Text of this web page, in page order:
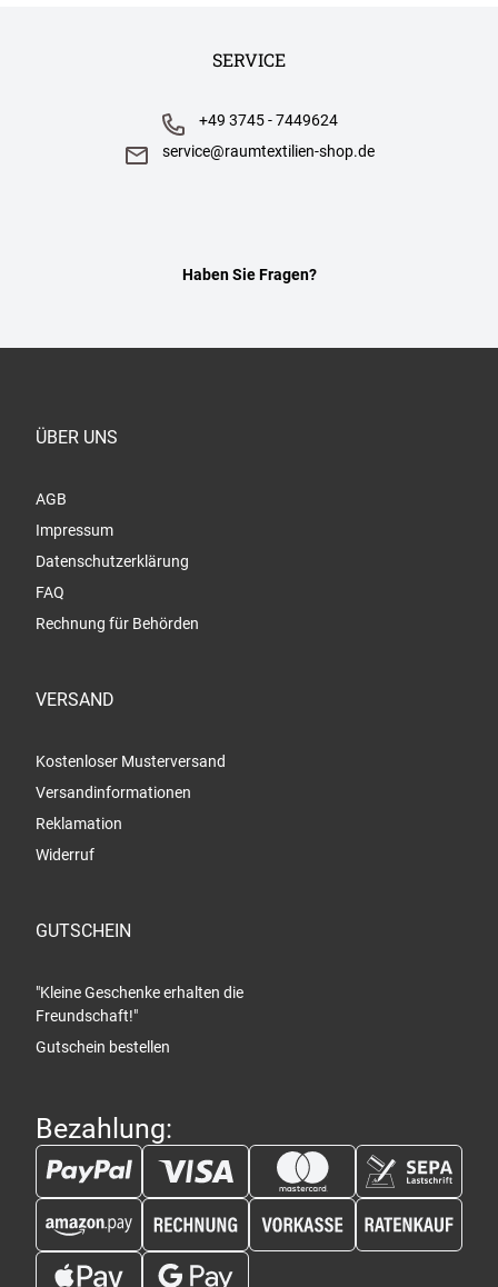
SERVICE
Haben Sie Fragen?
+49 3745 - 7449624
service@raumtextilien-shop.de
ÜBER UNS
AGB
Impressum
Datenschutzerklärung
FAQ
Rechnung für Behörden
VERSAND
Kostenloser Musterversand
Versandinformationen
Reklamation
Widerruf
GUTSCHEIN
"Kleine Geschenke erhalten die
Freundschaft!"
Gutschein bestellen
Bezahlung: